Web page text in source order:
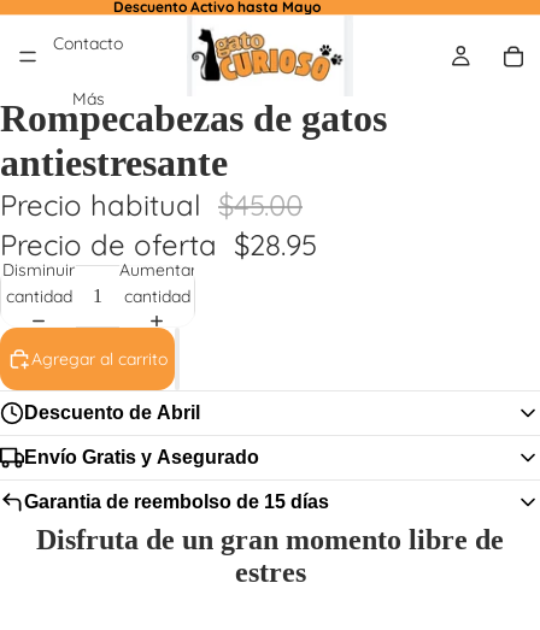
Descuento Activo hasta Mayo
Contacto
Más
Rompecabezas de gatos
antiestresante
Precio habitual $45.00
Precio de oferta $28.95
Disminuir
cantidad
Aumentar
cantidad
Agregar al carrito
Descuento de Abril
Una vez terminado el tiempo del descuento activo volvera a su valor original.
Envío Gratis y Asegurado
Ofrecemos envío gratuito para todos los países, el tiempo de procesamiento del
pedido es de 2 dias y el tiempo de envío es de4 a 8 díashabiles.
Garantia de reembolso de 15 días
si el pedido llega dañado, en mal estado o defectuoso te haremos una
devolución de inmediato, el plazo de reembolso es de
Disfruta de un gran momento libre de
estres